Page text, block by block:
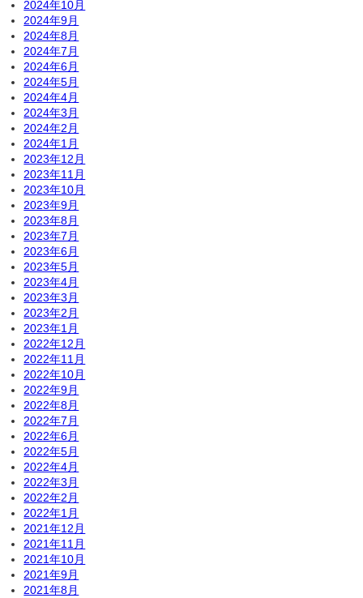
2024年10月
2024年9月
2024年8月
2024年7月
2024年6月
2024年5月
2024年4月
2024年3月
2024年2月
2024年1月
2023年12月
2023年11月
2023年10月
2023年9月
2023年8月
2023年7月
2023年6月
2023年5月
2023年4月
2023年3月
2023年2月
2023年1月
2022年12月
2022年11月
2022年10月
2022年9月
2022年8月
2022年7月
2022年6月
2022年5月
2022年4月
2022年3月
2022年2月
2022年1月
2021年12月
2021年11月
2021年10月
2021年9月
2021年8月